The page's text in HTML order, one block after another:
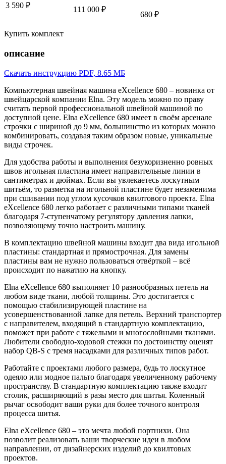
3 590 ₽ 111 000 ₽
680 ₽
Купить комплект
описание
Скачать инструкцию PDF, 8.65 МБ
Компьютерная швейная машина eXcellence 680 – новинка от
швейцарской компании Elna. Эту модель можно по праву
считать первой профессиональной швейной машиной по
доступной цене. Elna eXcellence 680 имеет в своём арсенале
строчки с шириной до 9 мм, большинство из которых можно
комбинировать, создавая таким образом новые, уникальные
виды строчек.
Для удобства работы и выполнения безукоризненно ровных
швов игольная пластина имеет направительные линии в
сантиметрах и дюймах. Если вы увлекаетесь лоскутным
шитьём, то разметка на игольной пластине будет незаменима
при сшивании под углом кусочков квилтового проекта. Elna
eXcellence 680 легко работает с различными типами тканей
благодаря 7-ступенчатому регулятору давления лапки,
позволяющему точно настроить машину.
В комплектацию швейной машины входит два вида игольной
пластины: стандартная и прямострочная. Для замены
пластины вам не нужно пользоваться отвёрткой – всё
происходит по нажатию на кнопку.
Elna eXcellence 680 выполняет 10 разнообразных петель на
любом виде ткани, любой толщины. Это достигается с
помощью стабилизирующей пластине на
усовершенствованной лапке для петель. Верхний транспортер
с направителем, входящий в стандартную комплектацию,
поможет при работе с тяжелыми и многослойными тканями.
Любители свободно-ходовой стежки по достоинству оценят
набор QB-S с тремя насадками для различных типов работ.
Работайте с проектами любого размера, будь то лоскутное
одеяло или модное пальто благодаря увеличенному рабочему
пространству. В стандартную комплектацию также входит
столик, расширяющий в разы место для шитья. Коленный
рычаг освободит ваши руки для более точного контроля
процесса шитья.
Elna eXcellence 680 – это мечта любой портнихи. Она
позволит реализовать ваши творческие идеи в любом
направлении, от дизайнерских изделий до квилтовых
проектов.